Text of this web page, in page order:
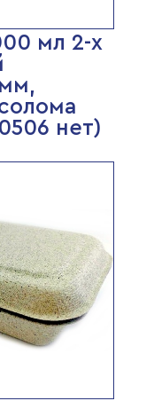
мл 2-х
нет)